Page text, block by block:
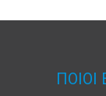
ΠΟΙΟΙ